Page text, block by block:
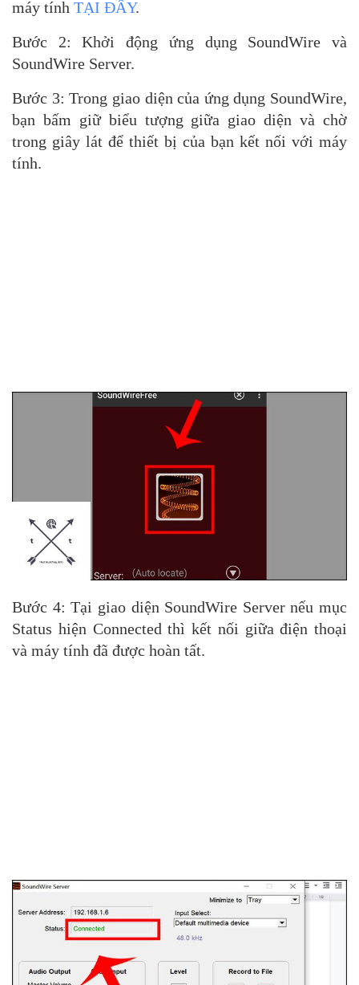
máy tính TẠI ĐÂY.
Bước 2: Khởi động ứng dụng SoundWire và
SoundWire Server.
Bước 3: Trong giao diện của ứng dụng SoundWire,
bạn bấm giữ biểu tượng giữa giao diện và chờ
trong giây lát để thiết bị của bạn kết nối với máy
tính.
Bước 4: Tại giao diện SoundWire Server nếu mục
Status hiện Connected thì kết nối giữa điện thoại
và máy tính đã được hoàn tất.